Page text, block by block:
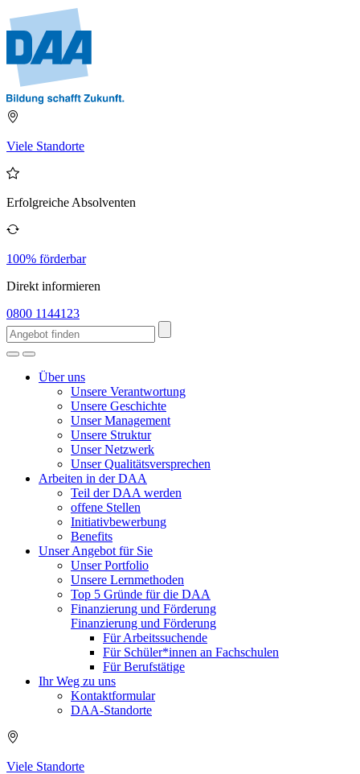
Viele Standorte
Erfolgreiche Absolventen
100% förderbar
Direkt informieren
0800 1144123
Über uns
Unsere Verantwortung
Unsere Geschichte
Unser Management
Unsere Struktur
Unser Netzwerk
Unser Qualitätsversprechen
Arbeiten in der DAA
Teil der DAA werden
offene Stellen
Initiativbewerbung
Benefits
Unser Angebot für Sie
Unser Portfolio
Unsere Lernmethoden
Top 5 Gründe für die DAA
Finanzierung und Förderung
Finanzierung und Förderung
Für Arbeitssuchende
Für Schüler*innen an Fachschulen
Für Berufstätige
Ihr Weg zu uns
Kontaktformular
DAA-Standorte
Viele Standorte